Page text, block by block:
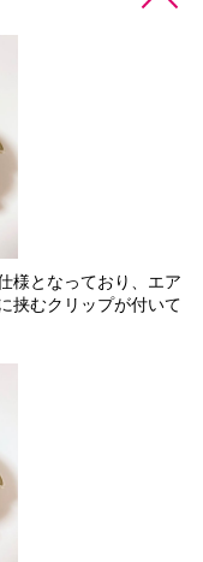
様となっており、エア
挟むクリップが付いて